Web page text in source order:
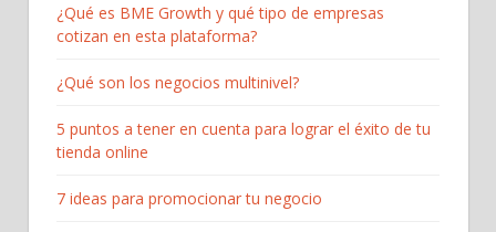
¿Qué es BME Growth y qué tipo de empresas
cotizan en esta plataforma?
¿Qué son los negocios multinivel?
5 puntos a tener en cuenta para lograr el éxito de tu
tienda online
7 ideas para promocionar tu negocio